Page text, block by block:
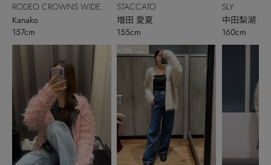
RODEO CROWNS WIDE
BOWL
Kanako
157cm
STACCATO
増田 愛夏
155cm
SLY
中田梨湖
160cm